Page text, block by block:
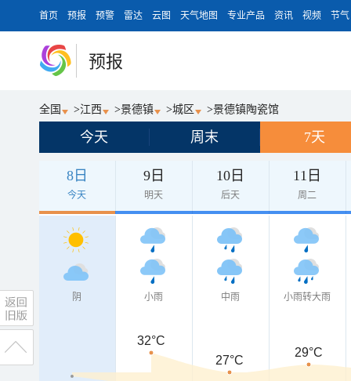
首页 预报 预警 雷达 云图 天气地图 专业产品 资讯 视频 节气
预报
全国 >江西 >景德镇 >城区 >景德镇陶瓷馆
今天 周末 7天
8日
今天
9日
明天
10日
后天
11日
周二
阴 小雨 中雨 小雨转大雨
32°C
27°C
29°C